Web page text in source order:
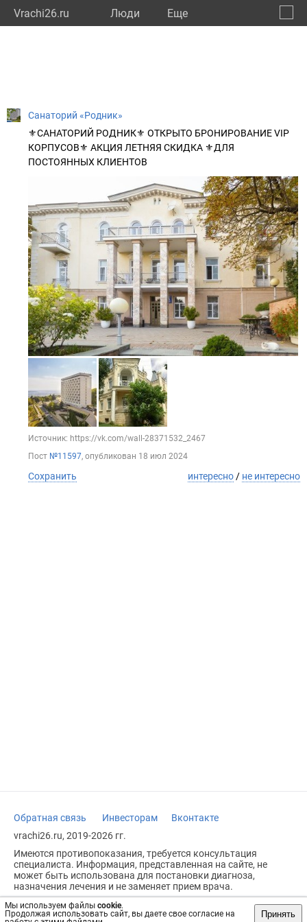
Vrachi26.ru Люди Eще
Мы используем файлы cookie.
Продолжая использовать сайт, вы даете свое согласие на
Принять
Санаторий «Родник»
⚜САНАТОРИЙ РОДНИК⚜ ОТКРЫТО БРОНИРОВАНИЕ VIP
КОРПУСОВ⚜ АКЦИЯ ЛЕТНЯЯ СКИДКА ⚜ДЛЯ
ПОСТОЯННЫХ КЛИЕНТОВ
Источник: https://vk.com/wall-28371532_2467
Пост №11597, опубликован 18 июл 2024
Сохранить интересно/ не интересно
Обратная связь Инвесторам
Вконтакте
vrachi26.ru, 2019-2026 гг.
Имеются противопоказания, требуется консультация
специалиста. Информация, представленная на сайте, не
может быть использована для постановки диагноза,
назначения лечения и не заменяет прием врача.
Возрастное ограничение: 18+